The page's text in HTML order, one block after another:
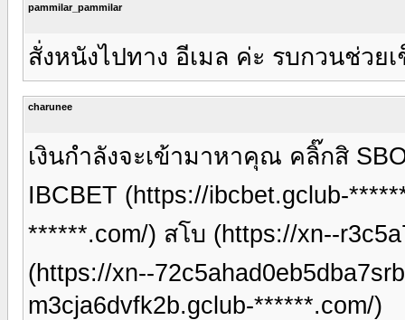
pammilar_pammilar
สั่งหนังไปทาง อีเมล ค่ะ รบกวนช่วย
charunee
เงินกำลังจะเข้ามาหาคุณ คลิ๊กสิ
IBCBET (https://ibcbet.gclub-
******.com/) สโบ (https://xn--
(https://xn--
m3cja6dvfk2b.gclub-******.com/)